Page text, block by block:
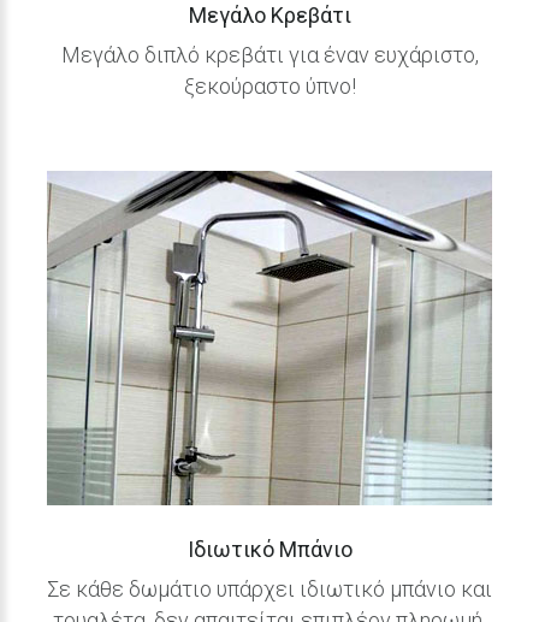
Μεγάλο Κρεβάτι
Μεγάλο διπλό κρεβάτι για έναν ευχάριστο,
ξεκούραστο ύπνο!
Ιδιωτικό Μπάνιο
Σε κάθε δωμάτιο υπάρχει ιδιωτικό μπάνιο και